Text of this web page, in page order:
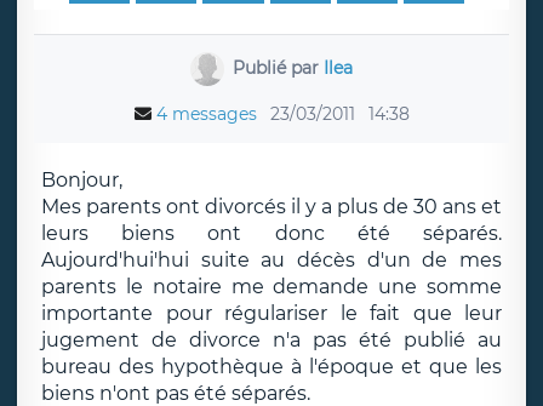
Publié par Ilea
4 messages 23/03/2011 14:38
Bonjour,
Mes parents ont divorcés il y a plus de 30 ans et
leurs biens ont donc été séparés.
Aujourd'hui'hui suite au décès d'un de mes
parents le notaire me demande une somme
importante pour régulariser le fait que leur
jugement de divorce n'a pas été publié au
bureau des hypothèque à l'époque et que les
biens n'ont pas été séparés.